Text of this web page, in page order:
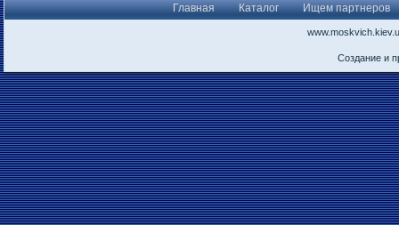
Главная Каталог Ищем партнеров
Создание и